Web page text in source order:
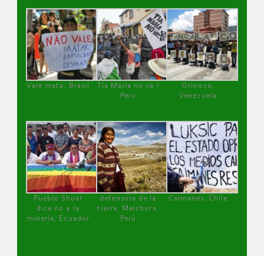
Vale mata, Brasil
Tía María no va !
Perú
Orinoco,
Venezuela
Pueblo Shuar
dice no a la
minería, Ecuador
defensora de la
tierra, Melchora,
Perú
Caimanes, Chile